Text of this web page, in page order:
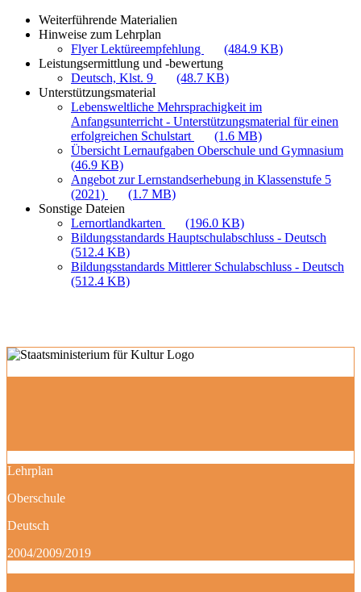
Weiterführende Materialien
Hinweise zum Lehrplan
Flyer Lektüreempfehlung
(484.9 KB)
Leistungsermittlung und -bewertung
Deutsch, Klst. 9
(48.7 KB)
Unterstützungsmaterial
Lebensweltliche Mehrsprachigkeit im
Anfangsunterricht - Unterstützungsmaterial für einen
erfolgreichen Schulstart
(1.6 MB)
Übersicht Lernaufgaben Oberschule und Gymnasium
(46.9 KB)
Angebot zur Lernstandserhebung in Klassenstufe 5
(2021)
(1.7 MB)
Sonstige Dateien
Lernortlandkarten
(196.0 KB)
Bildungsstandards Hauptschulabschluss - Deutsch
(512.4 KB)
Bildungsstandards Mittlerer Schulabschluss - Deutsch
(512.4 KB)
Lehrplan
Oberschule
Deutsch
2004/2009/2019